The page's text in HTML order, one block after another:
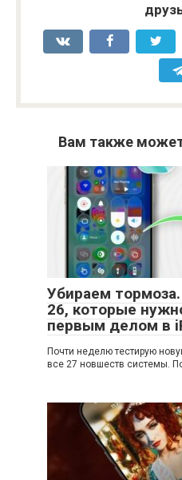
Вам также
Убираем
26, которые
первым делом в
Почти неделю тестирую
все 27 новшеств системы.